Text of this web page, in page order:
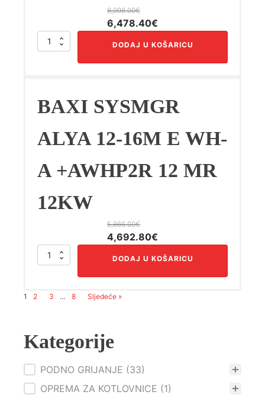
8,098.00€
Izvorna
je:
6,478.40€
cijena
6,478.40€.
BAXI
SYSMGR
FS-
+AWHP2R
16
16KW
količina
DODAJ U KOŠARICU
BAXI SYSMGR
ALYA 12-16M E WH-
A +AWHP2R 12 MR
12KW
5,866.00€
Izvorna
je:
5,866.00€.
4,692.80€
cijena
4,692.80€.
BAXI
SYSMGR
16M
A
+AWHP2R
MR
količina
DODAJ U KOŠARICU
1 2 3 … 8 Sljedeće »
Kategorije
PODNO GRIJANJE (33)
OPREMA ZA KOTLOVNICE (1)